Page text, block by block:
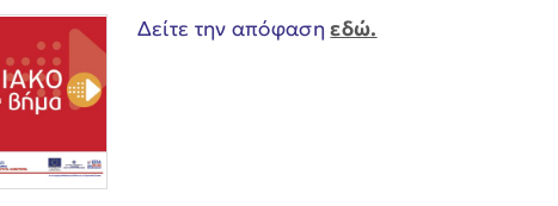
Δείτε την απόφασηεδώ.